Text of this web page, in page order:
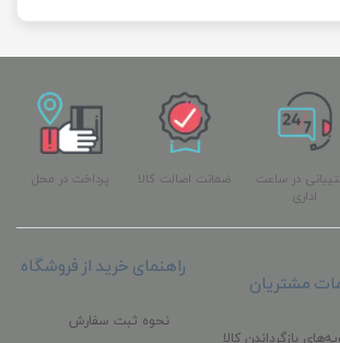
در ساعت
اداری
پرداخت در محل ضمانت اصالت کالا
راهنمای خرید از فروشگاه
نحوه ثبت سفارش
مشتریان
بازگرداندن کالا